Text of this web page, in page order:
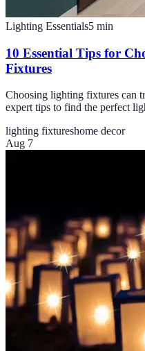
Lighting Essentials5 min
10 Essential Tips for
Fixtures
Choosing lighting fixtures can
expert tips to find the perfect
lighting fixtureshome decor
Aug 7